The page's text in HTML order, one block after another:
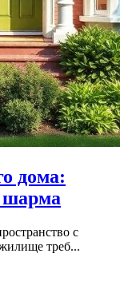
дома:
шарма
с
треб...